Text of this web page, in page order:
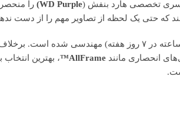
سری تخصصی هارد بنفش (WD Purple) را
که حتی یک لحظه از تصاویر مهم را از دست
هارد دیسک بنفش وسترن دیجیتال برای کارکرد مداوم و بدون وقفه
انحصاری مانند AllFrame™ ، بهترین انتخاب